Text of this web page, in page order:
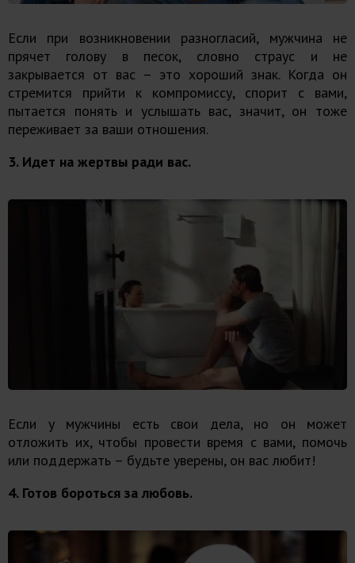
Если при возникновении разногласий, мужчина не
прячет голову в песок, словно страус и не
закрывается от вас – это хороший знак. Когда он
стремится прийти к компромиссу, спорит с вами,
пытается понять и услышать вас, значит, он тоже
переживает за ваши отношения.
3. Идет на жертвы ради вас.
Если у мужчины есть свои дела, но он может
отложить их, чтобы провести время с вами, помочь
или поддержать – будьте уверены, он вас любит!
4. Готов бороться за любовь.